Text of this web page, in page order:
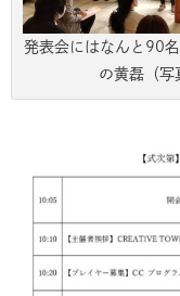
発表会にはなんと90
の黄磊（写